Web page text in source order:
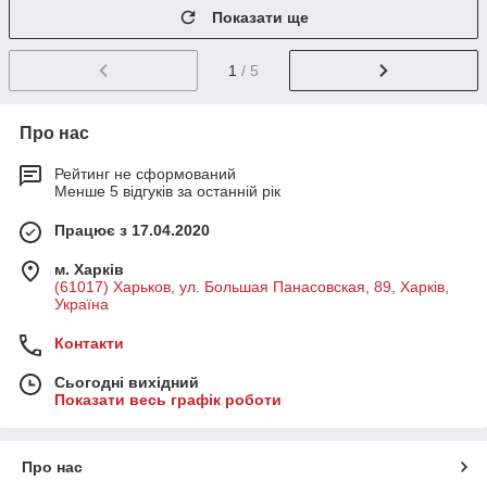
Показати ще
1 / 5
Про нас
Рейтинг не сформований
Менше 5 відгуків за останній рік
Працює з 17.04.2020
м. Харків
(61017) Харьков, ул. Большая Панасовская, 89, Харків,
Україна
Контакти
Сьогодні вихідний
Показати весь графік роботи
Про нас